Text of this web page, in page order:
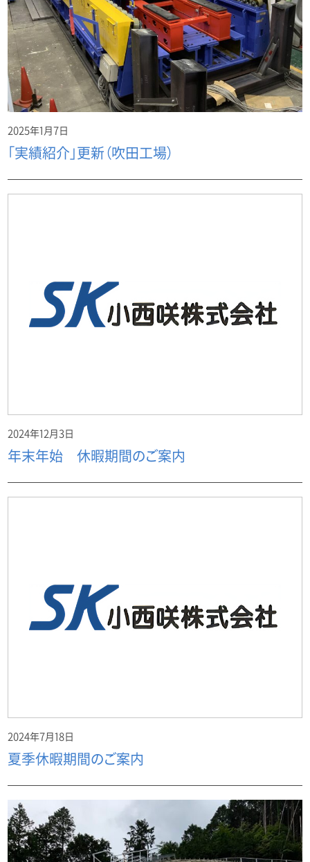
2025年1月7日
「実績紹介」更新（吹田工場）
2024年12月3日
年末年始 休暇期間のご案内
2024年7月18日
夏季休暇期間のご案内